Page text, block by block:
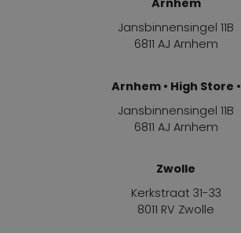
Jansbinnensingel 11B
6811 AJ Arnhem
Arnhem • High Store •
Jansbinnensingel 11B
6811 AJ Arnhem
Zwolle
Kerkstraat 31-33
8011 RV Zwolle